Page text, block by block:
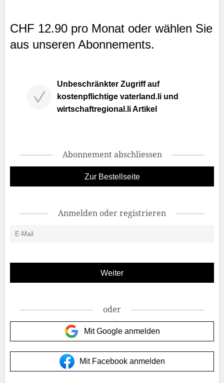
CHF 12.90 pro Monat oder wählen Sie
aus unseren Abonnements.
Unbeschränkter Zugriff auf
kostenpflichtige vaterland.li und
wirtschaftregional.li Artikel
Abonnement abschliessen
Zur Bestellseite
Anmelden oder registrieren
oder
Mit Google anmelden
Mit Facebook anmelden